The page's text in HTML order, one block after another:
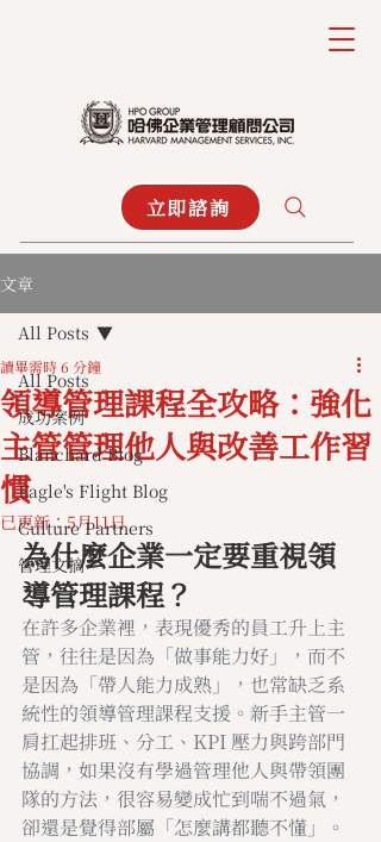
立即諮詢
文章
All Posts
成功案例
Blanchard Blog
Eagle's Flight Blog
Culture Partners
管理文摘
All Posts
領導管理課程全攻略：強化
主管管理他人與改善工作習
慣
讀畢需時 6 分鐘
已更新：5月11日
為什麼企業一定要重視領
導管理課程？
在許多企業裡，表現優秀的員工升上主
管，往往是因為「做事能力好」，而不
是因為「帶人能力成熟」，也常缺乏系
統性的領導管理課程支援。新手主管一
肩扛起排班、分工、KPI 壓力與跨部門
協調，如果沒有學過管理他人與帶領團
隊的方法，很容易變成忙到喘不過氣，
卻還是覺得部屬「怎麼講都聽不懂」。